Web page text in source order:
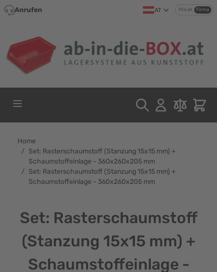
Direkt zum Inhalt
Anrufen AT Privat Firma
Home
/ Set: Rasterschaumstoff (Stanzung 15x15 mm) +
Schaumstoffeinlage - 360x260x205 mm
/ Set: Rasterschaumstoff (Stanzung 15x15 mm) +
Schaumstoffeinlage - 360x260x205 mm
Set: Rasterschaumstoff
(Stanzung 15x15 mm) +
Schaumstoffeinlage -